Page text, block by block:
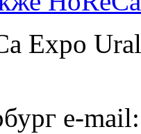
Expo
e-